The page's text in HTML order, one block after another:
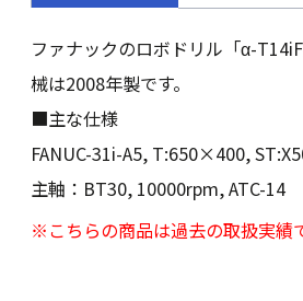
ファナックのロボドリル「α-
械は2008年製です。
■主な仕様
FANUC-31i-A5, T:650×400,
主軸：BT30, 10000rpm, ATC-14
※こちらの商品は過去の取扱実績